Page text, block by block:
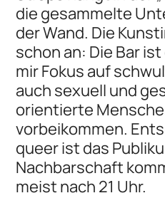
die gesammelte
der Wand. Die
schon an: Die Bar
mir Fokus auf
auch sexuell und
orientierte
vorbeikommen.
queer ist das
Nachbarschaft
meist nach 21 Uhr.